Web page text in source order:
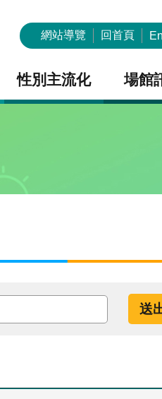
網站導覽 回首頁
性別主流化 場館